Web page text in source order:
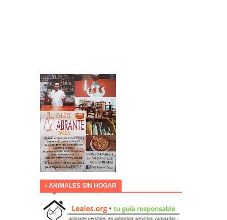
• ANIMALES SIN HOGAR